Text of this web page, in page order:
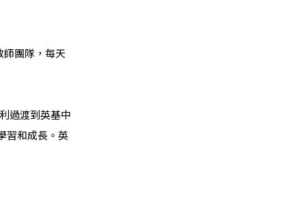
師團隊，每天
過渡到英基中
習和成長。英